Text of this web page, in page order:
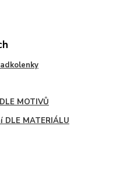
MOTIVŮ
DLE MATERIÁLU